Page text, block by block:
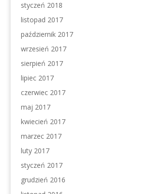
styczeń 2018
listopad 2017
październik 2017
wrzesień 2017
sierpień 2017
lipiec 2017
czerwiec 2017
maj 2017
kwiecień 2017
marzec 2017
luty 2017
styczeń 2017
grudzień 2016